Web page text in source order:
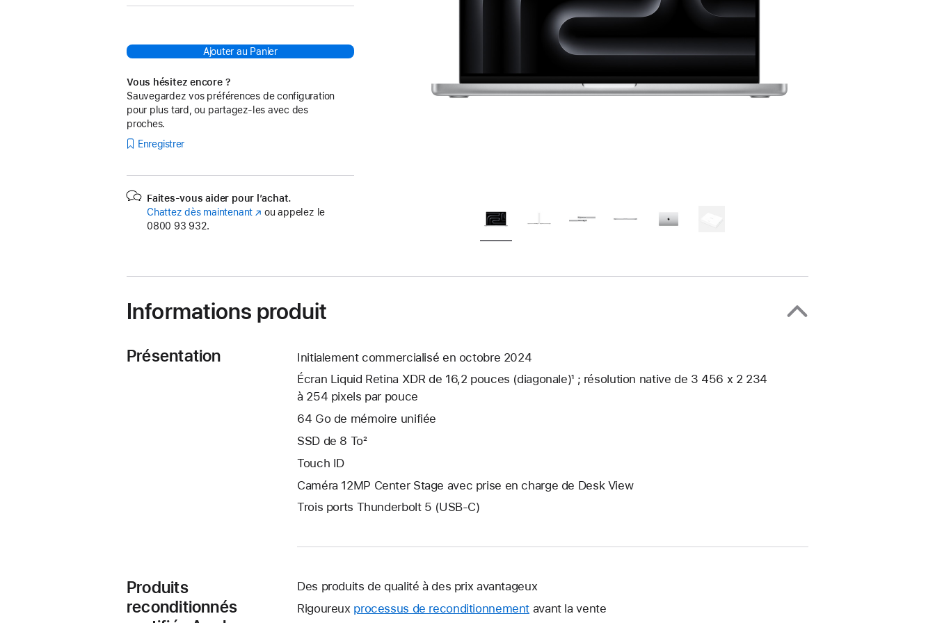
Ajouter au Panier
Vous hésitez encore ?
Sauvegardez vos préférences de configuration
pour plus tard, ou partagez-les avec des
proches.
Enregistrer
Faites-vous aider pour l’achat.
Chattez dès maintenant (s’ouvre
ou appelez le
0800 93 932.
Informations produit
Présentation
Initialement commercialisé en octobre 2024
Écran Liquid Retina XDR de 16,2 pouces (diagonale)¹ ; résolution native de 3 456 x 2 234
à 254 pixels par pouce
64 Go de mémoire unifiée
SSD de 8 To²
Touch ID
Caméra 12MP Center Stage avec prise en charge de Desk View
Trois ports Thunderbolt 5 (USB‑C)
Produits
reconditionnés
Des produits de qualité à des prix avantageux
Rigoureux processus de reconditionnement avant la vente